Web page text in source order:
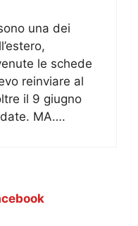
una dei
le schede
reinviare al
il 9 giugno
MA….